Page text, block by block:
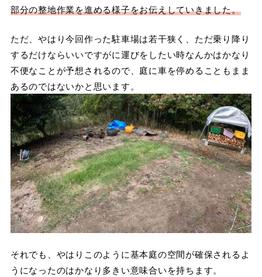
部分の整地作業を進める様子をお伝えしていきました。
ただ、やはり今回作った駐車場は若干狭く、ただ乗り降り
するだけならいいですがに運びをしたい時なんかはかなり
不便なことが予想されるので、庭に車を停めることもまま
あるのではないかと思います。
それでも、やはりこのように基本庭の空間が確保されるよ
うになったのはかなり多きい意味合いを持ちます。